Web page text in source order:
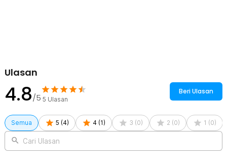
Ulasan
4.8/5 5 Ulasan
Beri Ulasan
Semua 5 (4) 4 (1 ) 3 (0) 2 (0) 1 (0)
Cari Ulasan